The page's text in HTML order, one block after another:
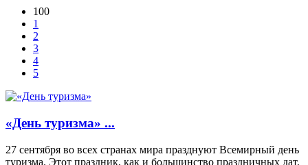
100
1
2
3
4
5
«День туризма» ...
27 сентября во всех странах мира празднуют Всемирный день
туризма. Этот праздник, как и большинство праздничных дат,